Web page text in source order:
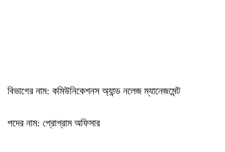
বিভাগের নাম: কমিউনিকেশনস অ্যান্ড নলেজ ম্যানেজমেন্ট
পদের নাম: প্রোগ্রাম অফিসার